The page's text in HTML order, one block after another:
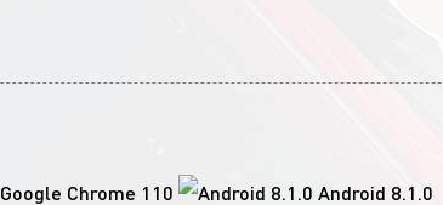
Google Chrome 110 Android 8.1.0